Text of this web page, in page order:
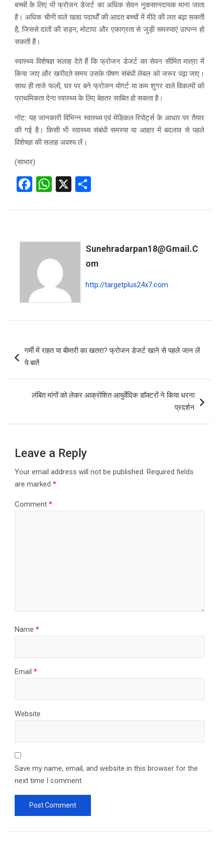
बच्चों के लिए भी फ्रोजन डेजर्ट का अधिक सेवन नुकसानदायक माना जाता
है। अधिक चीनी वाले खाद्य पदार्थों की आदत बच्चों में मीठे की लत बढ़ा सकती
है, जिससे दांतों की सड़न, मोटापा और एकाग्रता से जुड़ी समस्याएं उत्पन्न हो
सकती हैं।
स्वास्थ्य विशेषज्ञ सलाह देते हैं कि फ्रोजन डेजर्ट का सेवन सीमित मात्रा में
किया जाए और खरीदते समय उसके पोषण संबंधी लेबल को जरूर पढ़ा जाए।
साथ ही ताजे फलों, घर पर बने फ्रोजन योगर्ट या कम शुगर वाले विकल्पों को
प्राथमिकता देना स्वास्थ्य के लिए बेहतर साबित हो सकता है।
नोट: यह जानकारी विभिन्न स्वास्थ्य एवं मेडिकल रिपोर्ट्स के आधार पर तैयार
की गई है। किसी भी स्वास्थ्य संबंधी समस्या या आहार में बदलाव से पहले
विशेषज्ञ की सलाह अवश्य लें।
(साभार)
F
ce
o
o
k
W
at
A
p
p
X
ar
Sunehradarpan18@gmail.c
Om
http://targetplus24x7.com
navigation
गर्मी में राहत या बीमारी का खतरा? फ्रोजन डेजर्ट खाने से पहले जान लें
ये बातें
लंबित मांगों को लेकर आक्रोशित आयुर्वेदिक डॉक्टरों ने किया धरना
प्रदर्शन
Leave a Reply
Your email address will not be published. Required fields
are marked *
Comment *
Name *
Email *
Website
Save my name, email, and website in this browser for the
next time I comment.